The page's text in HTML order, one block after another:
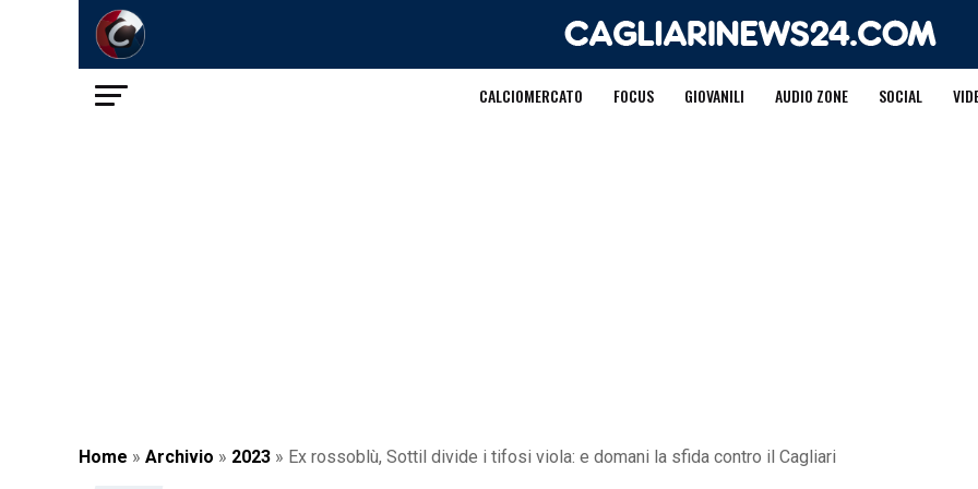
CALCIOMERCATO FOCUS GIOVANILI AUDIO ZONE SOCIAL
Home » Archivio » 2023 » Ex rossoblù, Sottil divide i tifosi viola: e domani la sfida contro il Cagliari